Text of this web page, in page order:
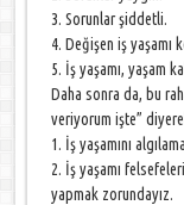
3. Sorunlar şiddetli.
4. Değişen iş yaşamı
5. İş yaşamı, yaşam
Daha sonra da, bu
veriyorum işte”
1. İş yaşamını
2. İş yaşamı
yapmak zorundayız.